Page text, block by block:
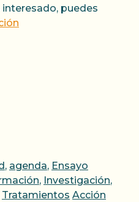
puedes
, agenda, Ensayo
, Investigación,
Tratamientos Etiquetas
Acción